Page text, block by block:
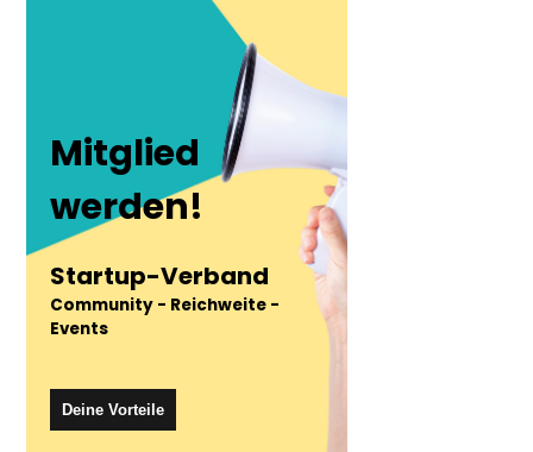
Mitglied
werden!
Startup-Verband
Community - Reichweite -
Events
Deine Vorteile